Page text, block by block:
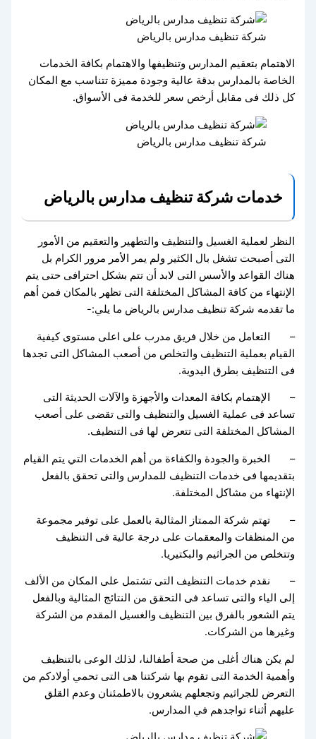
شركة تنظيف مدارس بالرياض
الاهتمام بتعقيم المدارس وتنظيفها والاهتمام بكافة الخدمات
الخاصة بالمدارس بدقة عالية وجودة مميزة تتناسب مع المكان
كل ذلك فى مقابل أرخص سعر للخدمة فى الأسواق.
شركة تنظيف مدارس بالرياض
خدمات شركة تنظيف مدارس بالرياض
النظر لعملية الغسيل والتنظيف والتطهير والتعقيم من الأمور
التى أصبحت تشغل بال الكثير ولم يمر الأمر مرور الكرام بل
هناك القواعد والأسس التى لابد أن تتم بشكل احترافى حتى يتم
الإنتهاء من كافة المشاكل المختلفة التى تظهر بالمكان فمن أهم
ما تقدمه شركة تنظيف مدارس بالرياض ما يلي:-
– التعامل من خلال فريق مدرب على اعلى مستوى كيفية
القيام بعملية التنظيف والتخلص من أصعب المشاكل التى تجدها
فى التنظيف بطرق اليدوية.
– الإهتمام بكافة المعدات والأجهزة والآلات الحديثة التى
تساعد فى عملية الغسيل والتنظيف والتى تقضى على أصعب
المشاكل المختلفة التى تتعرض لها فى التنظيف.
– الخبرة والجودة والكفاءة من أهم الخدمات التي يتم القيام
بتقديمها فى خدمات التنظيف للمدارس والتى تحقق بالفعل
الإنتهاء من مشاكل المختلفة.
– تهتم شركة الممتاز المثالية بالعمل على توفير مجموعة
من المنظفات والمعقمات على درجة عالية فى التنظيف
وتتخلص من الجراثيم والبكتيريا.
– نقدم خدمات التنظيف التى تشتمل على المكان من الألف
إلى الياء والتى تساعد فى التحقق من النتائج المثالية وبالفعل
يتم الشعور بالفرق بين التنظيف والغسيل المقدم من الشركة
وغيرها من الشركات.
لم يكن هناك أغلى من صحة أطفالنا، لذلك الوعى بالتنظيف
وأهمية الخدمة التى تقوم بها شركتنا هى التى تحمي أولادكم من
التعرض للجراثيم وتجعلهم يشعرون بالاطمئنان وعدم القلق
عليهم أثناء تواجدهم في المدارس.